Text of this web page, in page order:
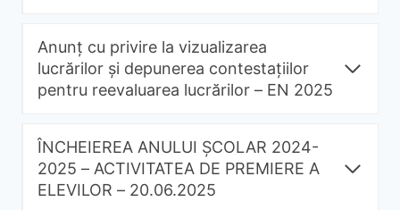
Anunț cu privire la vizualizarea
lucrărilor și depunerea contestațiilor
pentru reevaluarea lucrărilor – EN 2025
ÎNCHEIEREA ANULUI ȘCOLAR 2024-
2025 – ACTIVITATEA DE PREMIERE A
ELEVILOR – 20.06.2025